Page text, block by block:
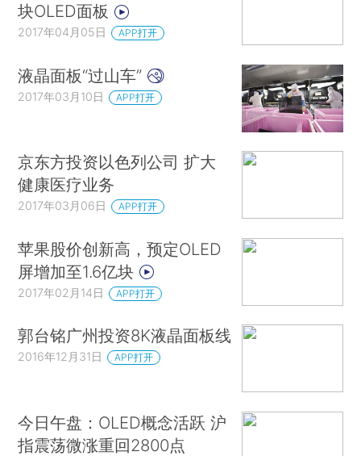
块OLED面板
2017年04月05日 APP打开
液晶面板“过山车”
2017年03月10日 APP打开
京东方投资以色列公司 扩大
健康医疗业务
2017年03月06日 APP打开
苹果股价创新高，预定OLED
屏增加至1.6亿块
2017年02月14日 APP打开
郭台铭广州投资8K液晶面板线
2016年12月31日 APP打开
今日午盘：OLED概念活跃 沪
指震荡微涨重回2800点